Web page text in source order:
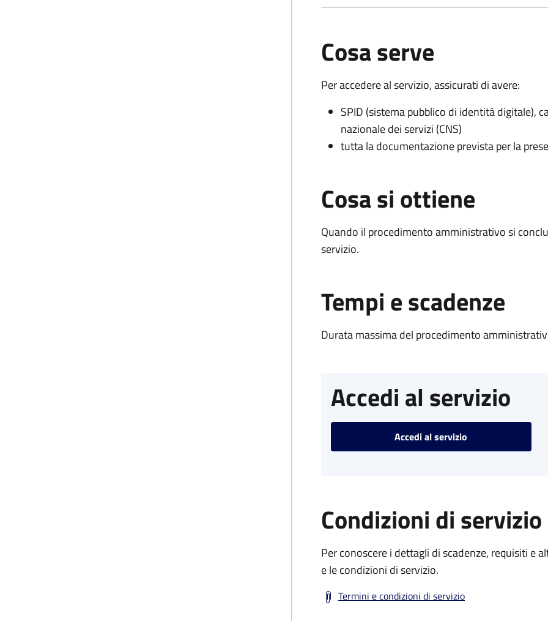
Cosa serve
Per accedere al servizio, assicurati di avere:
SPID (sistema pubblico di identità digitale),
nazionale dei servizi (CNS)
tutta la documentazione prevista per la
Cosa si ottiene
Quando il procedimento amministrativo si
servizio.
Tempi e scadenze
Durata massima del procedimento
Accedi al servizio
Accedi al servizio
Condizioni di servizio
Per conoscere i dettagli di scadenze, requisiti e
e le condizioni di servizio.
Termini e condizioni di servizio